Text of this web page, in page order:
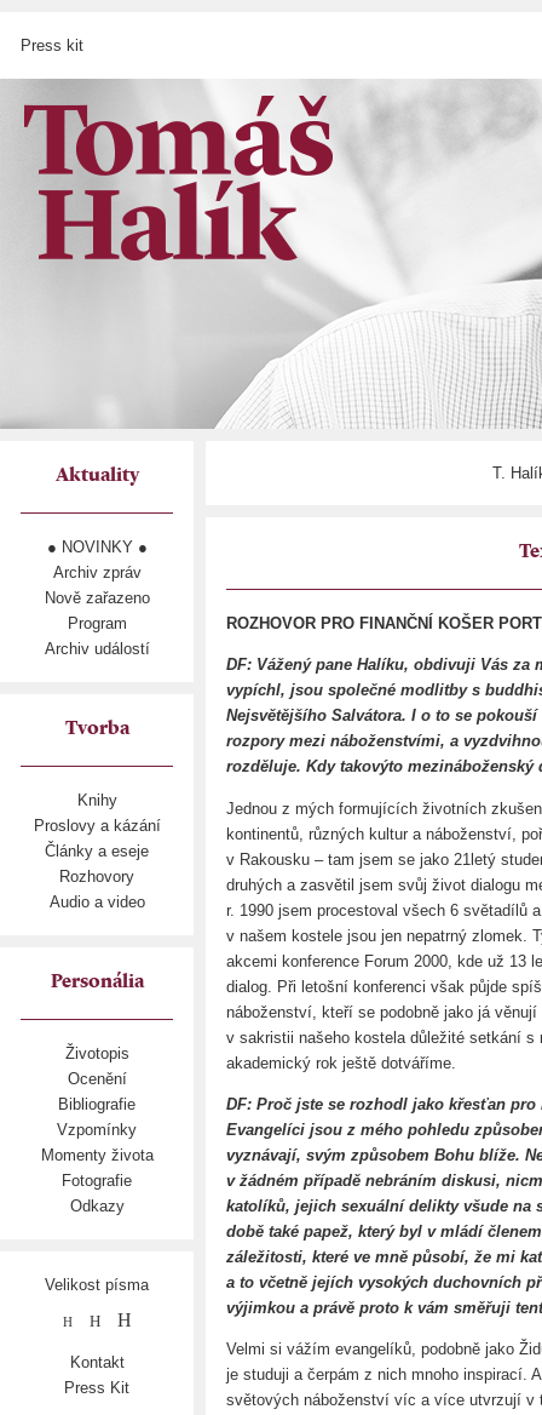
Press kit
Aktuality
● NOVINKY ●
Archiv zpráv
Nově zařazeno
Program
Archiv událostí
Tvorba
Knihy
Proslovy a kázání
Články a eseje
Rozhovory
Audio a video
Personália
Životopis
Ocenění
Bibliografie
Vzpomínky
Momenty života
Fotografie
Odkazy
Velikost písma
H H H
Kontakt
Press Kit
T.
ROZHOVOR PRO FINANČNÍ KOŠER
DF: Vážený pane Halíku, obdivuji Vás
vypíchl, jsou společné modlitby s
Nejsvětějšího Salvátora. I o to se
rozpory mezi náboženstvími, a
rozděluje. Kdy takovýto
Jednou z mých formujících životních
kontinentů, různých kultur a náboženství,
v Rakousku – tam jsem se jako 21letý
druhých a zasvětil jsem svůj život dialogu
r. 1990 jsem procestoval všech 6 světadílů
v našem kostele jsou jen nepatrný zlomek.
akcemi konference Forum 2000, kde už 13
dialog. Při letošní konferenci však půjde
náboženství, kteří se podobně jako já
v sakristii našeho kostela důležité setkání
akademický rok ještě dotváříme.
DF: Proč jste se rozhodl jako křesťan
Evangelíci jsou z mého pohledu
vyznávají, svým způsobem Bohu blíže.
v žádném případě nebráním diskusi,
katolíků, jejich sexuální delikty všude na
době také papež, který byl v mládí
záležitosti, které ve mně působí, že mi
a to včetně jejích vysokých duchovních
výjimkou a právě proto k vám směřuji
Velmi si vážím evangelíků, podobně jako
je studuji a čerpám z nich mnoho inspirací.
světových náboženství víc a více utvrzují v